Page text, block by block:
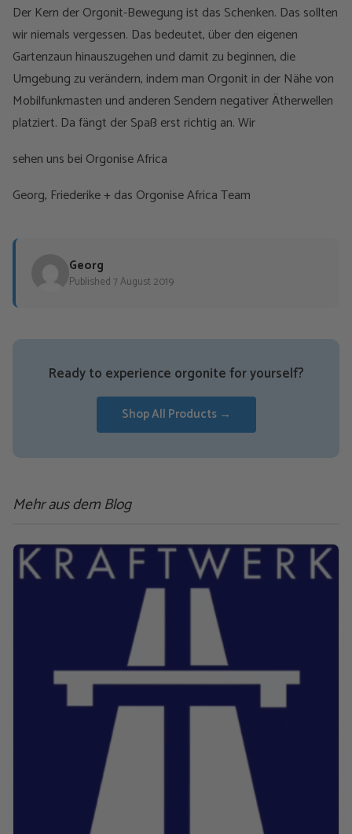
Der Kern der Orgonit-Bewegung ist das Schenken. Das sollten
wir niemals vergessen. Das bedeutet, über den eigenen
Gartenzaun hinauszugehen und damit zu beginnen, die
Umgebung zu verändern, indem man Orgonit in der Nähe von
Mobilfunkmasten und anderen Sendern negativer Ätherwellen
platziert. Da fängt der Spaß erst richtig an. Wir
sehen uns bei Orgonise Africa
Georg, Friederike + das Orgonise Africa Team
Georg
Published 7 August 2019
Ready to experience orgonite for yourself?
Shop All Products →
Mehr aus dem Blog